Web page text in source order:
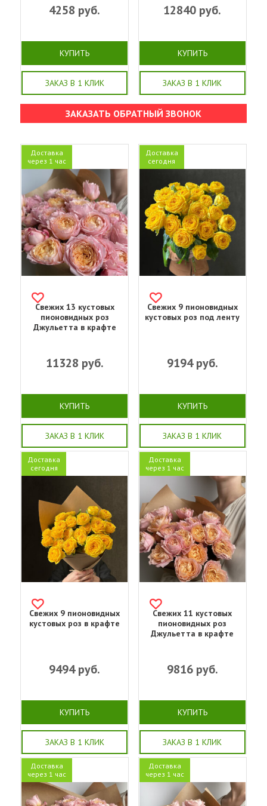
4258 руб.
КУПИТЬ
ЗАКАЗ В 1 КЛИК
12840 руб.
КУПИТЬ
ЗАКАЗ В 1 КЛИК
ЗАКАЗАТЬ ОБРАТНЫЙ ЗВОНОК
Доставка
через 1 час
Свежих 13 кустовых
пионовидных роз
Джульетта в крафте
11328 руб.
КУПИТЬ
ЗАКАЗ В 1 КЛИК
Доставка
сегодня
Свежих 9 пионовидных
кустовых роз под ленту
9194руб.
КУПИТЬ
ЗАКАЗ В 1 КЛИК
Доставка
сегодня
Свежих 9 пионовидных
кустовых роз в крафте
9494руб.
КУПИТЬ
ЗАКАЗ В 1 КЛИК
Доставка
через 1 час
Свежих 11 кустовых
пионовидных роз
Джульетта в крафте
9816руб.
КУПИТЬ
ЗАКАЗ В 1 КЛИК
Доставка
через 1 час
Доставка
через 1 час